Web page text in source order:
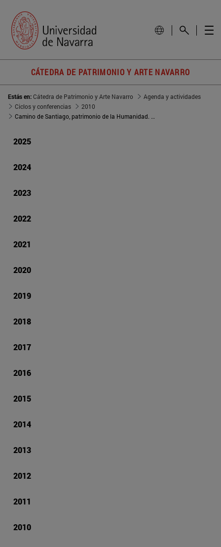
CÁTEDRA DE PATRIMONIO Y ARTE NAVARRO
Estás en:Cátedra de Patrimonio y Arte Navarro
Agenda y actividades
Ciclos y conferencias
2010
Camino de Santiago, patrimonio de la Humanidad. Dimensiones culturales
2025
2024
2023
2022
2021
2020
2019
2018
2017
2016
2015
2014
2013
2012
2011
2010